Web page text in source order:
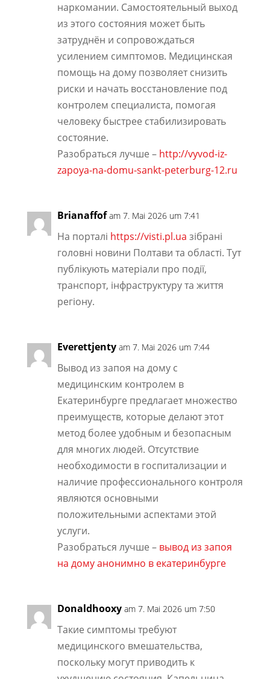
наркомании. Самостоятельный выход
из этого состояния может быть
затруднён и сопровождаться
усилением симптомов. Медицинская
помощь на дому позволяет снизить
риски и начать восстановление под
контролем специалиста, помогая
человеку быстрее стабилизировать
состояние.
Разобраться лучше – http://vyvod-iz-
zapoya-na-domu-sankt-peterburg-12.ru
Brianaffof am 7. Mai 2026 um 7:41
На порталі https://visti.pl.ua зібрані
головні новини Полтави та області. Тут
публікують матеріали про події,
транспорт, інфраструктуру та життя
регіону.
Everettjenty am 7. Mai 2026 um 7:44
Вывод из запоя на дому с
медицинским контролем в
Екатеринбурге предлагает множество
преимуществ, которые делают этот
метод более удобным и безопасным
для многих людей. Отсутствие
необходимости в госпитализации и
наличие профессионального контроля
являются основными
положительными аспектами этой
услуги.
Разобраться лучше – вывод из запоя
на дому анонимно в екатеринбурге
Donaldhooxy am 7. Mai 2026 um 7:50
Такие симптомы требуют
медицинского вмешательства,
поскольку могут приводить к